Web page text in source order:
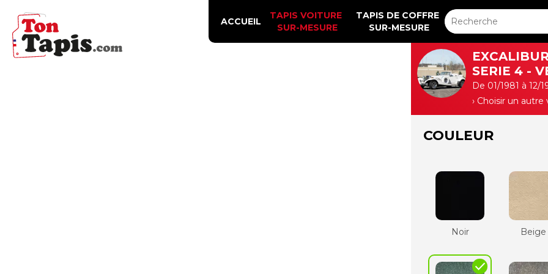
SERIE 4 -
De 01/1981 à 12/
› Choisir un autre
COULEUR
Noir Beige
check
ACCUEIL
TAPIS VOITURE
SUR-MESURE
TAPIS DE COFFRE
SUR-MESURE